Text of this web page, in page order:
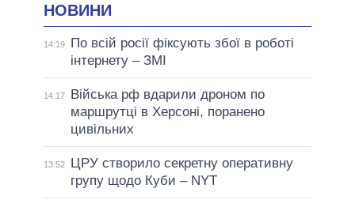
НОВИНИ
14:19
По всій росії фіксують збої в роботі
інтернету – ЗМІ
14:17
Війська рф вдарили дроном по
маршрутці в Херсоні, поранено
цивільних
13:52
ЦРУ створило секретну оперативну
групу щодо Куби – NYT